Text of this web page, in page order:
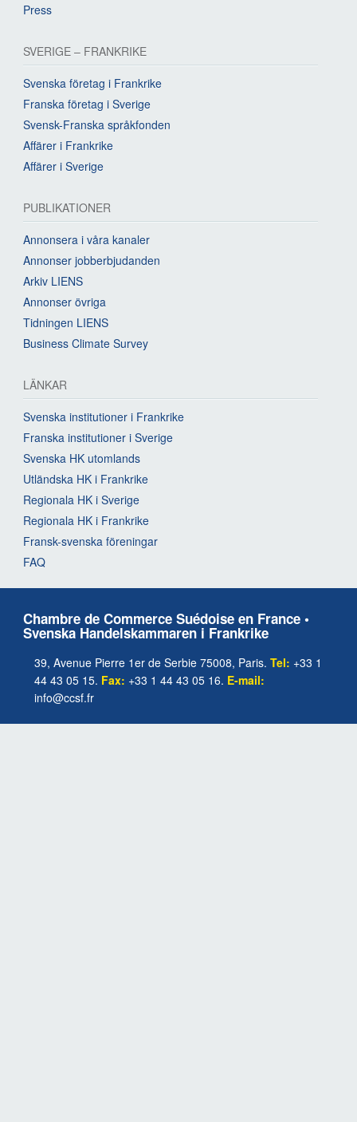
Press
SVERIGE – FRANKRIKE
Svenska företag i Frankrike
Franska företag i Sverige
Svensk-Franska språkfonden
Affärer i Frankrike
Affärer i Sverige
PUBLIKATIONER
Annonsera i våra kanaler
Annonser jobberbjudanden
Arkiv LIENS
Annonser övriga
Tidningen LIENS
Business Climate Survey
LÄNKAR
Svenska institutioner i Frankrike
Franska institutioner i Sverige
Svenska HK utomlands
Utländska HK i Frankrike
Regionala HK i Sverige
Regionala HK i Frankrike
Fransk-svenska föreningar
FAQ
Chambre de Commerce Suédoise en France •
Svenska Handelskammaren i Frankrike
39, Avenue Pierre 1er de Serbie 75008, Paris. Tel: +33 1
44 43 05 15. Fax: +33 1 44 43 05 16. E-mail:
info@ccsf.fr